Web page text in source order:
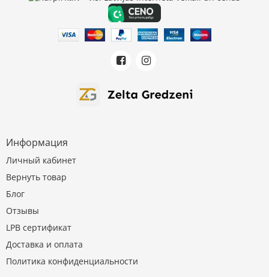
Информация
Личный кабинет
Вернуть товар
Блог
Отзывы
LPB сертификат
Доставка и оплата
Политика конфиденциальности